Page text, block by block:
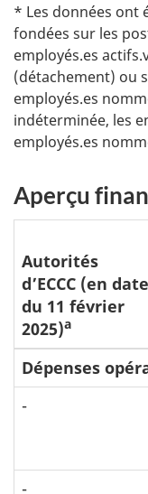
* Les données ont
fondées sur les
employés.es
(détachement) ou
employés.es
indéterminée, les
employés.es
Aperçu
Autorités
d’ECCC (en date
du 11 février
2025)a
Dépenses
-
-